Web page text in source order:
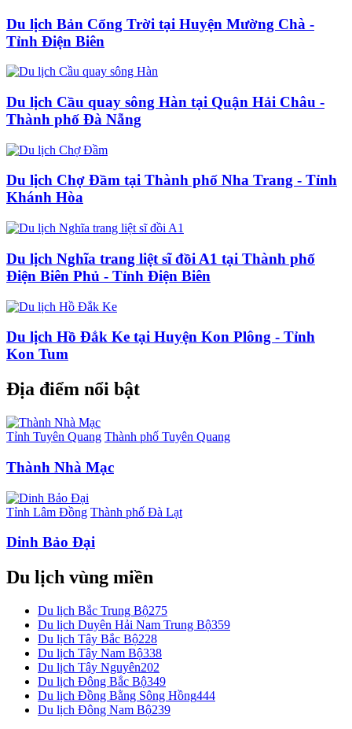
Du lịch Bản Cổng Trời tại Huyện Mường Chà -
Tỉnh Điện Biên
Du lịch Cầu quay sông Hàn tại Quận Hải Châu -
Thành phố Đà Nẵng
Du lịch Chợ Đầm tại Thành phố Nha Trang - Tỉnh
Khánh Hòa
Du lịch Nghĩa trang liệt sĩ đồi A1 tại Thành phố
Điện Biên Phủ - Tỉnh Điện Biên
Du lịch Hồ Đắk Ke tại Huyện Kon Plông - Tỉnh
Kon Tum
Địa điểm nổi bật
Tỉnh Tuyên Quang Thành phố Tuyên Quang
Thành Nhà Mạc
Tỉnh Lâm Đồng Thành phố Đà Lạt
Dinh Bảo Đại
Du lịch vùng miền
Du lịch Bắc Trung Bộ275
Du lịch Duyên Hải Nam Trung Bộ359
Du lịch Tây Bắc Bộ228
Du lịch Tây Nam Bộ338
Du lịch Tây Nguyên202
Du lịch Đông Bắc Bộ349
Du lịch Đồng Bằng Sông Hồng444
Du lịch Đông Nam Bộ239